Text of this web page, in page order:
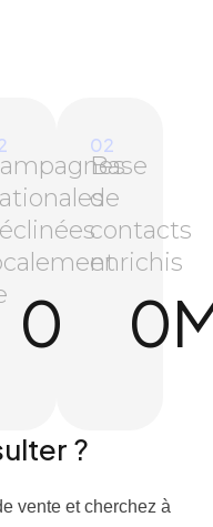
0
02
Base
de
contacts
enrichis
0
?
vente et cherchez à